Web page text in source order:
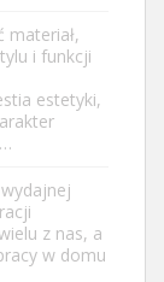
materiał,
i funkcji
estetyki,
z nas, a
w domu